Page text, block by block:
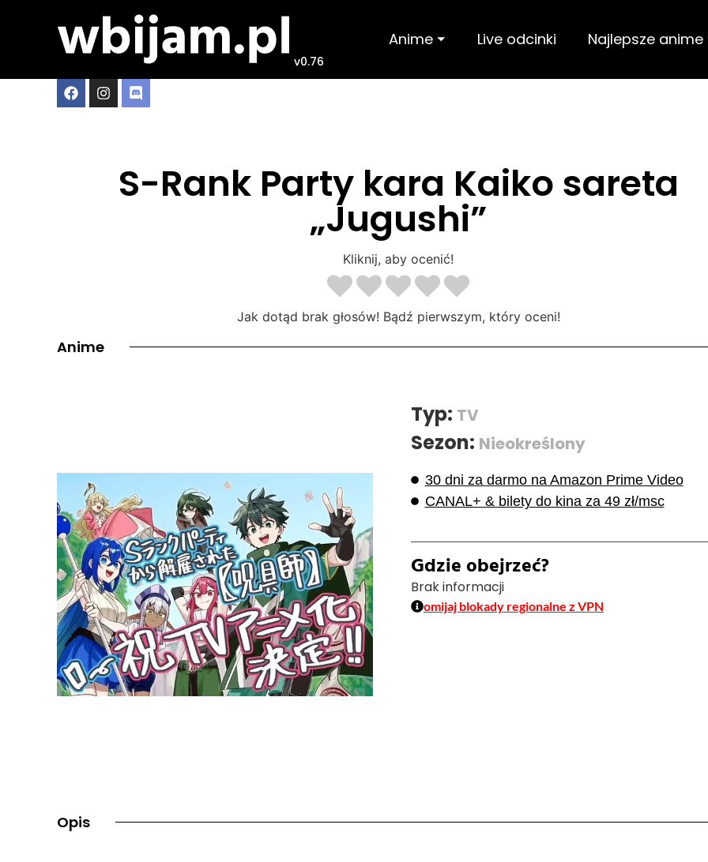
v0.76
Anime ⏷ Live odcinki Najlepsze anime
S-Rank Party kara Kaiko sareta
„Jugushi”
Kliknij, aby ocenić!
Jak dotąd brak głosów! Bądź pierwszym, który oceni!
Anime
Typ: TV
Sezon: Nieokreślony
30 dni za darmo na Amazon Prime Video
CANAL+ & bilety do kina za 49 zł/msc
Gdzie obejrzeć?
Brak informacji
omijaj blokady regionalne z VPN
Opis